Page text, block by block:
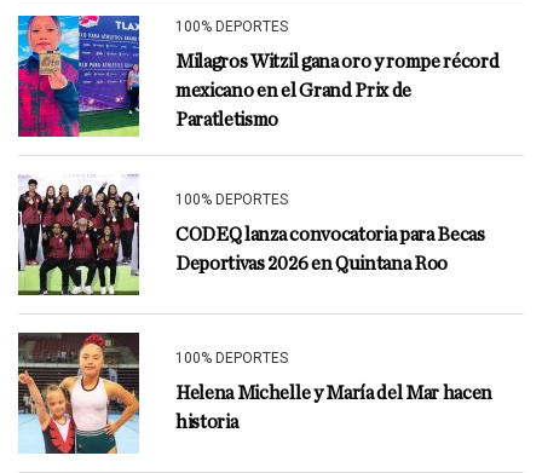
100% DEPORTES
Milagros Witzil gana oro y rompe récord
mexicano en el Grand Prix de
Paratletismo
100% DEPORTES
CODEQ lanza convocatoria para Becas
Deportivas 2026 en Quintana Roo
100% DEPORTES
Helena Michelle y María del Mar hacen
historia